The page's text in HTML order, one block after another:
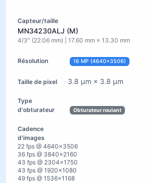
MN34230ALJ (M)
4/3" (22.06 mm) | 17.60 mm × 13.30 mm
16 MP (4640×3506)
3.8 µm × 3.8 µm
Obturateur roulant
22 fps @ 4640×3506
36 fps @ 3840×2160
43 fps @ 2304×1750
43 fps @ 1920×1080
49 fps @ 1536×1168